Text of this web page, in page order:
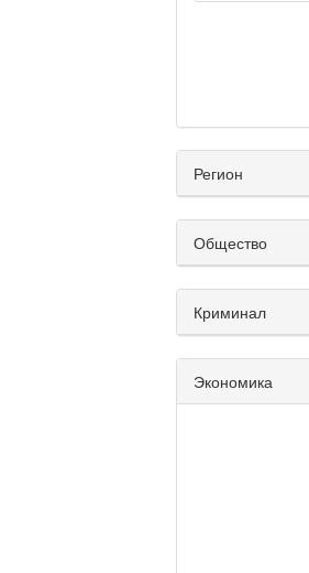
Регион
Общество
Криминал
Экономика